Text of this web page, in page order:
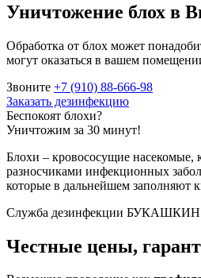
Уничтожение блох в
Обработка от блох может
могут оказаться в вашем
Звоните +7 (910) 88-666-98
Заказать дезинфекцию
Беспокоят блохи?
Уничтожим за 30 минут!
Блохи – кровососущие насекомые,
разносчиками инфекционных
которые в дальнейшем заполняют
Служба дезинфекции БУКАШКИН
Честные цены,